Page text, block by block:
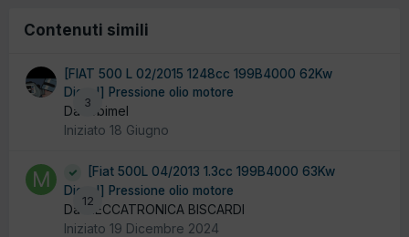
Contenuti simili
3
[FIAT 500 L 02/2015 1248cc 199B4000 62Kw
Diesel] Pressione olio motore
Da robimel
Iniziato 18 Giugno
12
[Fiat 500L 04/2013 1.3cc 199B4000 63Kw
Diesel] Pressione olio motore
Da MECCATRONICA BISCARDI
Iniziato 19 Dicembre 2024